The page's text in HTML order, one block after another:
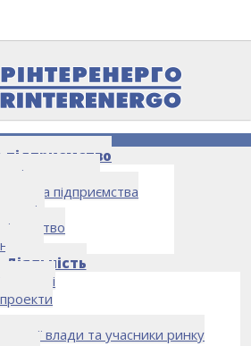
підприємство
підприємство
підприємства
Діяльність
влади та учасники ринку